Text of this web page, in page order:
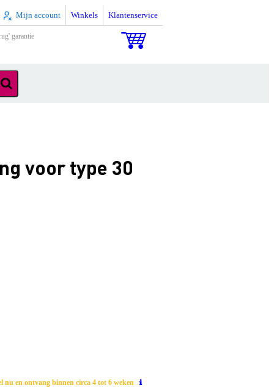
Mijn account Winkels Klantenservice
garantie
voor type 30
nu en ontvang binnen circa 4 tot 6 weken